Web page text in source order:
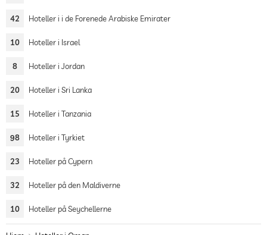
42 Hoteller i i de Forenede Arabiske Emirater
10 Hoteller i Israel
8 Hoteller i Jordan
20 Hoteller i Sri Lanka
15 Hoteller i Tanzania
98 Hoteller i Tyrkiet
23 Hoteller på Cypern
32 Hoteller på den Maldiverne
10 Hoteller på Seychellerne